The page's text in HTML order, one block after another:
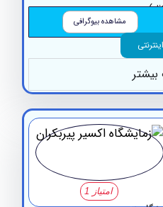
مشاهده بیوگرافی